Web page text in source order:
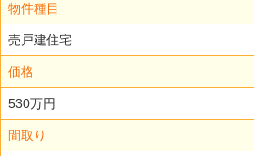
物件種目
売戸建住宅
価格
530万円
間取り